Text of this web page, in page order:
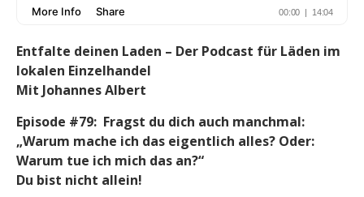
Entfalte deinen Laden – Der Podcast für Läden im
lokalen Einzelhandel
Mit Johannes Albert
Episode #79: Fragst du dich auch manchmal:
„Warum mache ich das eigentlich alles? Oder:
Warum tue ich mich das an?“
Du bist nicht allein!